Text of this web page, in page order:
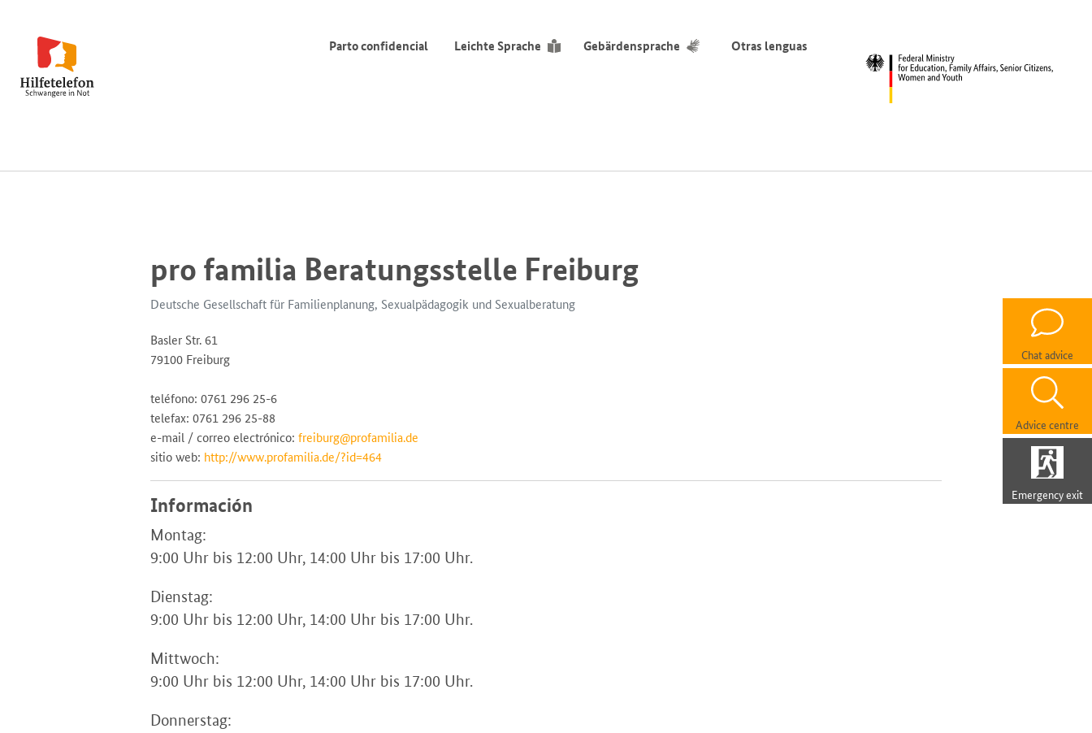
Parto confidencial Leichte Sprache Gebärdensprache Otras lenguas
Chat advice
Advice centre
Emergency exit
pro familia Beratungsstelle Freiburg
Deutsche Gesellschaft für Familienplanung, Sexualpädagogik und Sexualberatung
Basler Str. 61
79100 Freiburg
teléfono: 0761 296 25-6
telefax: 0761 296 25-88
e-mail / correo electrónico: freiburg@profamilia.de
sitio web: http://www.profamilia.de/?id=464
Información
Montag:
9:00 Uhr bis 12:00 Uhr, 14:00 Uhr bis 17:00 Uhr.
Dienstag:
9:00 Uhr bis 12:00 Uhr, 14:00 Uhr bis 17:00 Uhr.
Mittwoch:
9:00 Uhr bis 12:00 Uhr, 14:00 Uhr bis 17:00 Uhr.
Donnerstag: